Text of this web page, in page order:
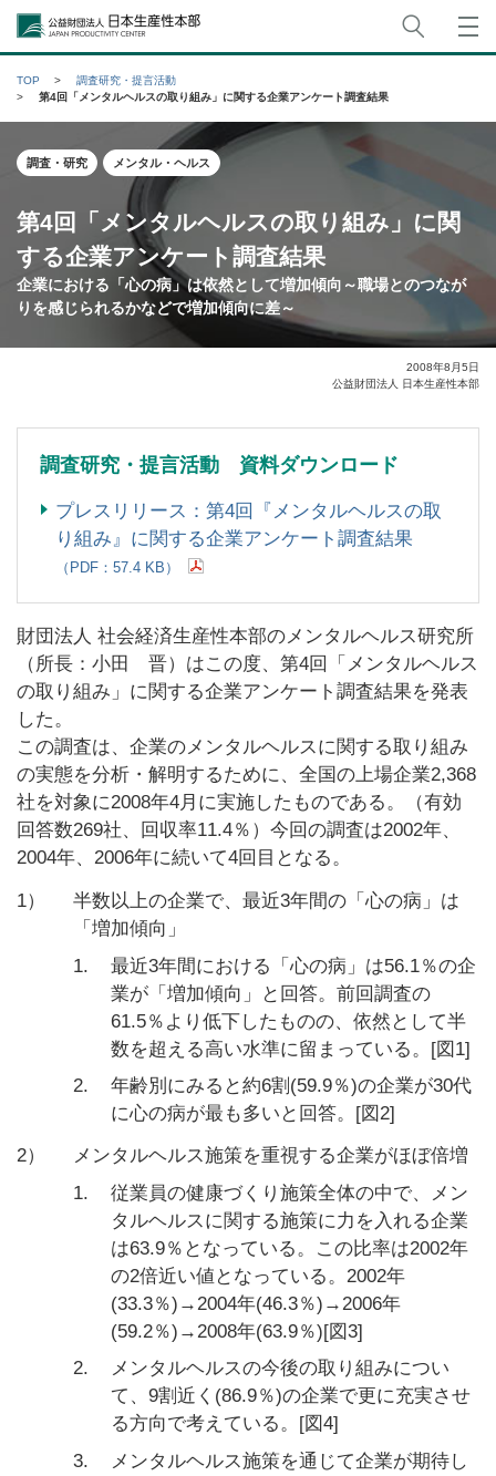
公益財団法人日本生産性本部
TOP
調査研究・提言活動
第4回「メンタルヘルスの取り組み」に関する企業アンケート調査結果
調査・研究 メンタル・ヘルス
第4回「メンタルヘルスの取り組み」に関
する企業アンケート調査結果
企業における「心の病」は依然として増加傾向～職場とのつなが
りを感じられるかなどで増加傾向に差～
2008年8月5日
公益財団法人 日本生産性本部
調査研究・提言活動 資料ダウンロード
プレスリリース：第4回『メンタルヘルスの取
り組み』に関する企業アンケート調査結果
（PDF：57.4 KB）
財団法人 社会経済生産性本部のメンタルヘルス研究所
（所長：小田 晋）はこの度、第4回「メンタルヘルス
の取り組み」に関する企業アンケート調査結果を発表
した。
この調査は、企業のメンタルヘルスに関する取り組み
の実態を分析・解明するために、全国の上場企業2,368
社を対象に2008年4月に実施したものである。（有効
回答数269社、回収率11.4％）今回の調査は2002年、
2004年、2006年に続いて4回目となる。
1）
半数以上の企業で、最近3年間の「心の病」は
「増加傾向」
1.
最近3年間における「心の病」は56.1％の企
業が「増加傾向」と回答。前回調査の
61.5％より低下したものの、依然として半
数を超える高い水準に留まっている。[図1]
2.
年齢別にみると約6割(59.9％)の企業が30代
に心の病が最も多いと回答。[図2]
2）
メンタルヘルス施策を重視する企業がほぼ倍増
1.
従業員の健康づくり施策全体の中で、メン
タルヘルスに関する施策に力を入れる企業
は63.9％となっている。この比率は2002年
の2倍近い値となっている。2002年
(33.3％)→2004年(46.3％)→2006年
(59.2％)→2008年(63.9％)[図3]
2.
メンタルヘルスの今後の取り組みについ
て、9割近く(86.9％)の企業で更に充実させ
る方向で考えている。[図4]
3.
メンタルヘルス施策を通じて企業が期待し